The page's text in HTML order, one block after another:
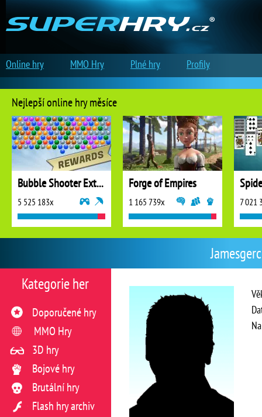
Kategorie her
Doporučené hry
MMO Hry
3D hry
Bojové hry
Brutální hry
Flash hry archiv
Nejlepší online hry měsíce
Bubble Shooter Extreme
5 525 183x
Forge of Empires
1 165 739x 7 021
Online hry MMO Hry Plné hry Profily